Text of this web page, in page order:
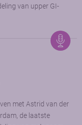
van upper GI-
met Astrid van der
de laatste